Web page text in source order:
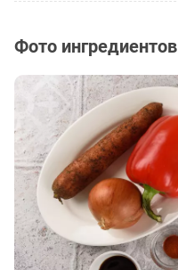
Фото ингредиентов